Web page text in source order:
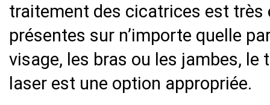
traitement des cicatrices est
présentes sur n’importe quelle
visage, les bras ou les jambes,
laser est une option appropriée.